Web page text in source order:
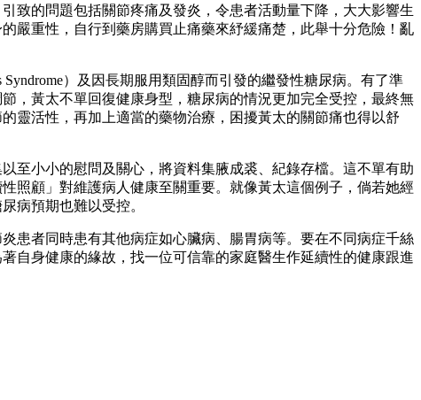
致的問題包括關節疼痛及發炎，令患者活動量下降，大大影響生
嚴重性，自行到藥房購買止痛藥來紓緩痛楚，此舉十分危險！亂
）及因長期服用類固醇而引發的繼發性糖尿病。有了準
，黃太不單回復健康身型，糖尿病的情況更加完全受控，最終無
靈活性，再加上適當的藥物治療，困擾黃太的關節痛也得以舒
至小小的慰問及關心，將資料集腋成裘、紀錄存檔。這不單有助
照顧」對維護病人健康至關重要。就像黃太這個例子，倘若她經
病預期也難以受控。
患者同時患有其他病症如心臟病、腸胃病等。要在不同病症千絲
自身健康的緣故，找一位可信靠的家庭醫生作延續性的健康跟進